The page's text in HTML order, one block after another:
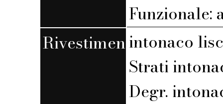
Funzionale:
Rivestimentointonaco
Strati
Degr.